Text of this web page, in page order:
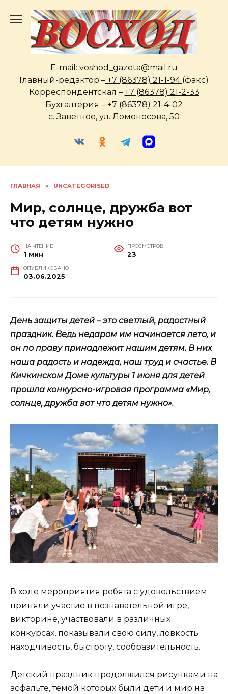
содержанию
E-mail: voshod_gazeta@mail.ru
Главный-редактор – +7 (86378) 21-1-94 (факс)
Корреспондентская – +7 (86378) 21-2-33
Бухгалтерия – +7 (86378) 21-4-02
с. Заветное, ул. Ломоносова, 50
ГЛАВНАЯ » UNCATEGORISED
Мир, солнце, дружба вот
что детям нужно
НА ЧТЕНИЕ
1 мин
ПРОСМОТРОВ
23
ОПУБЛИКОВАНО
03.06.2025
День защиты детей – это светлый, радостный
праздник. Ведь недаром им начинается лето, и
он по праву принадлежит нашим детям. В них
наша радость и надежда, наш труд и счастье. В
Кичкинском Доме культуры 1 июня для детей
прошла конкурсно-игровая программа «Мир,
солнце, дружба вот что детям нужно».
В ходе мероприятия ребята с удовольствием
приняли участие в познавательной игре,
викторине, участвовали в различных
конкурсах, показывали свою силу, ловкость
находчивость, быстроту, сообразительность.
Детский праздник продолжился рисунками на
асфальте, темой которых были дети и мир на